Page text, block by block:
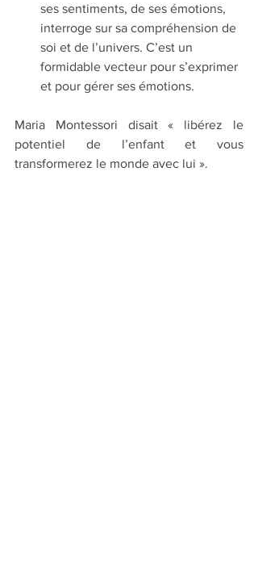
ses sentiments, de ses émotions,
interroge sur sa compréhension de
soi et de l’univers. C’est un
formidable vecteur pour s’exprimer
et pour gérer ses émotions.
Maria Montessori disait « libérez le
potentiel de l’enfant et vous
transformerez le monde avec lui ».